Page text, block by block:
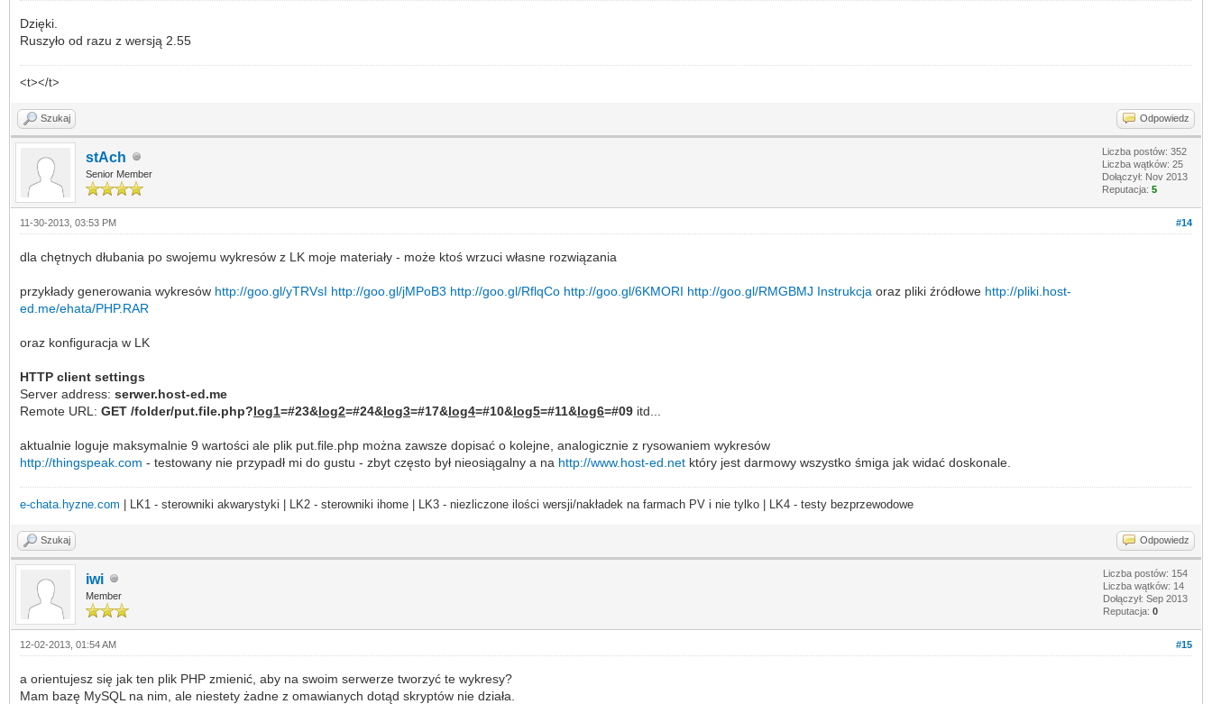
Dzięki.
Ruszyło od razu z wersją 2.55
<t></t>
Szukaj Odpowiedz
stAch
Senior Member
Liczba postów: 352
Liczba wątków: 25
Dołączył: Nov 2013
Reputacja: 5
#14
11-30-2013, 03:53 PM
dla chętnych dłubania po swojemu wykresów z LK moje materiały - może ktoś wrzuci własne rozwiązania
przykłady generowania wykresów http://goo.gl/yTRVsI http://goo.gl/jMPoB3 http://goo.gl/RflqCo http://goo.gl/6KMORI http://goo.gl/RMGBMJ Instrukcja oraz pliki źródłowe http://pliki.host-
ed.me/ehata/PHP.RAR
oraz konfiguracja w LK
HTTP client settings
Server address: serwer.host-ed.me
Remote URL: GET /folder/put.file.php?log1=#23&log2=#24&log3=#17&log4=#10&log5=#11&log6=#09 itd...
aktualnie loguje maksymalnie 9 wartości ale plik put.file.php można zawsze dopisać o kolejne, analogicznie z rysowaniem wykresów
http://thingspeak.com - testowany nie przypadł mi do gustu - zbyt często był nieosiągalny a na http://www.host-ed.net który jest darmowy wszystko śmiga jak widać doskonale.
e-chata.hyzne.com | LK1 - sterowniki akwarystyki | LK2 - sterowniki ihome | LK3 - niezliczone ilości wersji/nakładek na farmach PV i nie tylko | LK4 - testy bezprzewodowe
Szukaj Odpowiedz
iwi
Member
Liczba postów: 154
Liczba wątków: 14
Dołączył: Sep 2013
Reputacja: 0
#15
12-02-2013, 01:54 AM
a orientujesz się jak ten plik PHP zmienić, aby na swoim serwerze tworzyć te wykresy?
Mam bazę MySQL na nim, ale niestety żadne z omawianych dotąd skryptów nie działa.